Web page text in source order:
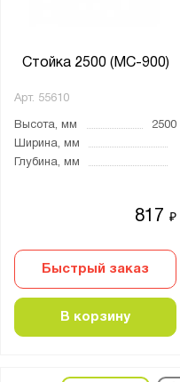
Стойка 2500 (МС-900)
Арт. 55610
Высота, мм
2500
Ширина, мм
Глубина, мм
817₽
Быстрый заказ
В корзину